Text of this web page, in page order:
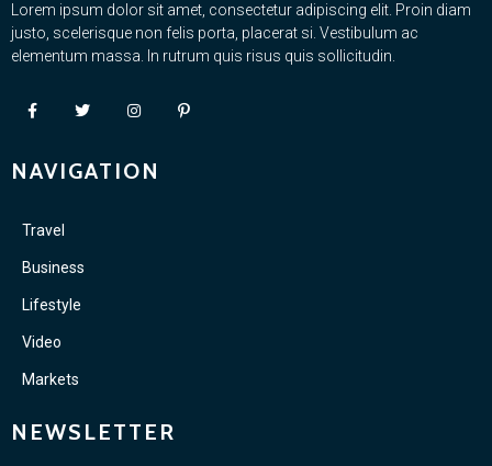
Lorem ipsum dolor sit amet, consectetur adipiscing elit. Proin diam
justo, scelerisque non felis porta, placerat si. Vestibulum ac
elementum massa. In rutrum quis risus quis sollicitudin.
NAVIGATION
Travel
Business
Lifestyle
Video
Markets
NEWSLETTER